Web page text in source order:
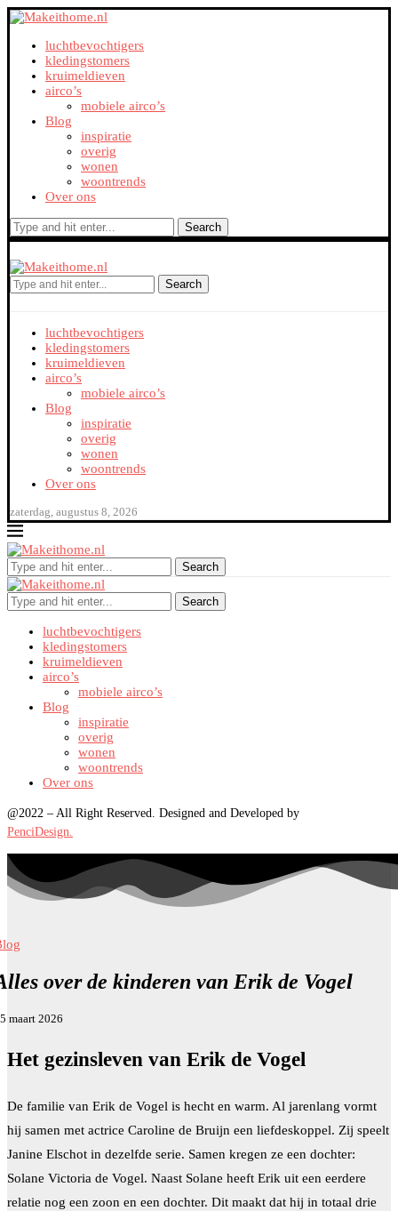
luchtbevochtigers
kledingstomers
kruimeldieven
airco’s
mobiele airco’s
Blog
inspiratie
overig
wonen
woontrends
Over ons
Search
Search
luchtbevochtigers
kledingstomers
kruimeldieven
airco’s
mobiele airco’s
Blog
inspiratie
overig
wonen
woontrends
Over ons
zaterdag, augustus 8, 2026
Search
Search
luchtbevochtigers
kledingstomers
kruimeldieven
airco’s
mobiele airco’s
Blog
inspiratie
overig
wonen
woontrends
Over ons
@2022 – All Right Reserved. Designed and Developed by
PenciDesign.
over de kinderen van Erik de Vogel
maart 2026
Het gezinsleven van Erik de Vogel
De familie van Erik de Vogel is hecht en warm. Al jarenlang vormt
hij samen met actrice Caroline de Bruijn een liefdeskoppel. Zij speelt
Janine Elschot in dezelfde serie. Samen kregen ze een dochter:
Solane Victoria de Vogel. Naast Solane heeft Erik uit een eerdere
relatie nog een zoon en een dochter. Dit maakt dat hij in totaal drie